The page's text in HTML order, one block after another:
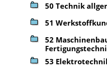
50 Technik
51
52
53